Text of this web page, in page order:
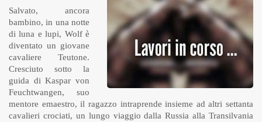
Salvato, ancora
bambino, in una notte
di luna e lupi, Wolf è
diventato un giovane
cavaliere Teutone.
Cresciuto sotto la
guida di Kaspar von
Feuchtwangen, suo
mentore emaestro, il ragazzo intraprende insieme ad altri settanta
cavalieri crociati, un lungo viaggio dalla Russia alla Transilvania